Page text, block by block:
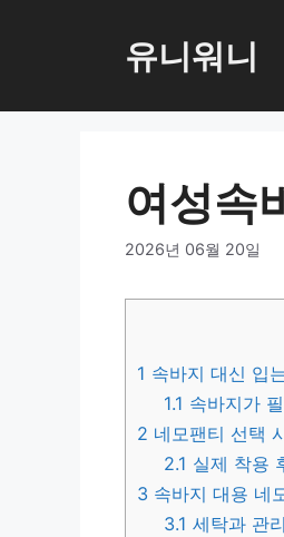
로
유니워니
여성속
2026년 06월 20일
1 속바지 대신 입
1.1 속바지가
2 네모팬티 선택
2.1 실제 착용
3 속바지 대용 네
3.1 세탁과 관